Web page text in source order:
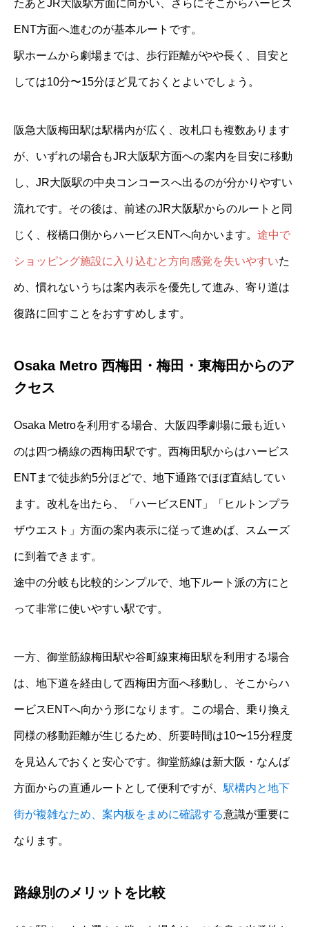
たあとJR大阪駅方面に向かい、さらにそこからハービス
ENT方面へ進むのが基本ルートです。
駅ホームから劇場までは、歩行距離がやや長く、目安と
しては10分〜15分ほど見ておくとよいでしょう。
阪急大阪梅田駅は駅構内が広く、改札口も複数あります
が、いずれの場合もJR大阪駅方面への案内を目安に移動
し、JR大阪駅の中央コンコースへ出るのが分かりやすい
流れです。その後は、前述のJR大阪駅からのルートと同
じく、桜橋口側からハービスENTへ向かいます。 途中で
ショッピング施設に入り込むと方向感覚を失いやすいた
め、慣れないうちは案内表示を優先して進み、寄り道は
復路に回すことをおすすめします。
Osaka Metro 西梅田・梅田・東梅田からのア
クセス
Osaka Metroを利用する場合、大阪四季劇場に最も近い
のは四つ橋線の西梅田駅です。西梅田駅からはハービス
ENTまで徒歩約5分ほどで、地下通路でほぼ直結してい
ます。改札を出たら、「ハービスENT」「ヒルトンプラ
ザウエスト」方面の案内表示に従って進めば、スムーズ
に到着できます。
途中の分岐も比較的シンプルで、地下ルート派の方にと
って非常に使いやすい駅です。
一方、御堂筋線梅田駅や谷町線東梅田駅を利用する場合
は、地下道を経由して西梅田方面へ移動し、そこからハ
ービスENTへ向かう形になります。この場合、乗り換え
同様の移動距離が生じるため、所要時間は10〜15分程度
を見込んでおくと安心です。御堂筋線は新大阪・なんば
方面からの直通ルートとして便利ですが、 駅構内と地下
街が複雑なため、案内板をまめに確認する意識が重要に
なります。
路線別のメリットを比較